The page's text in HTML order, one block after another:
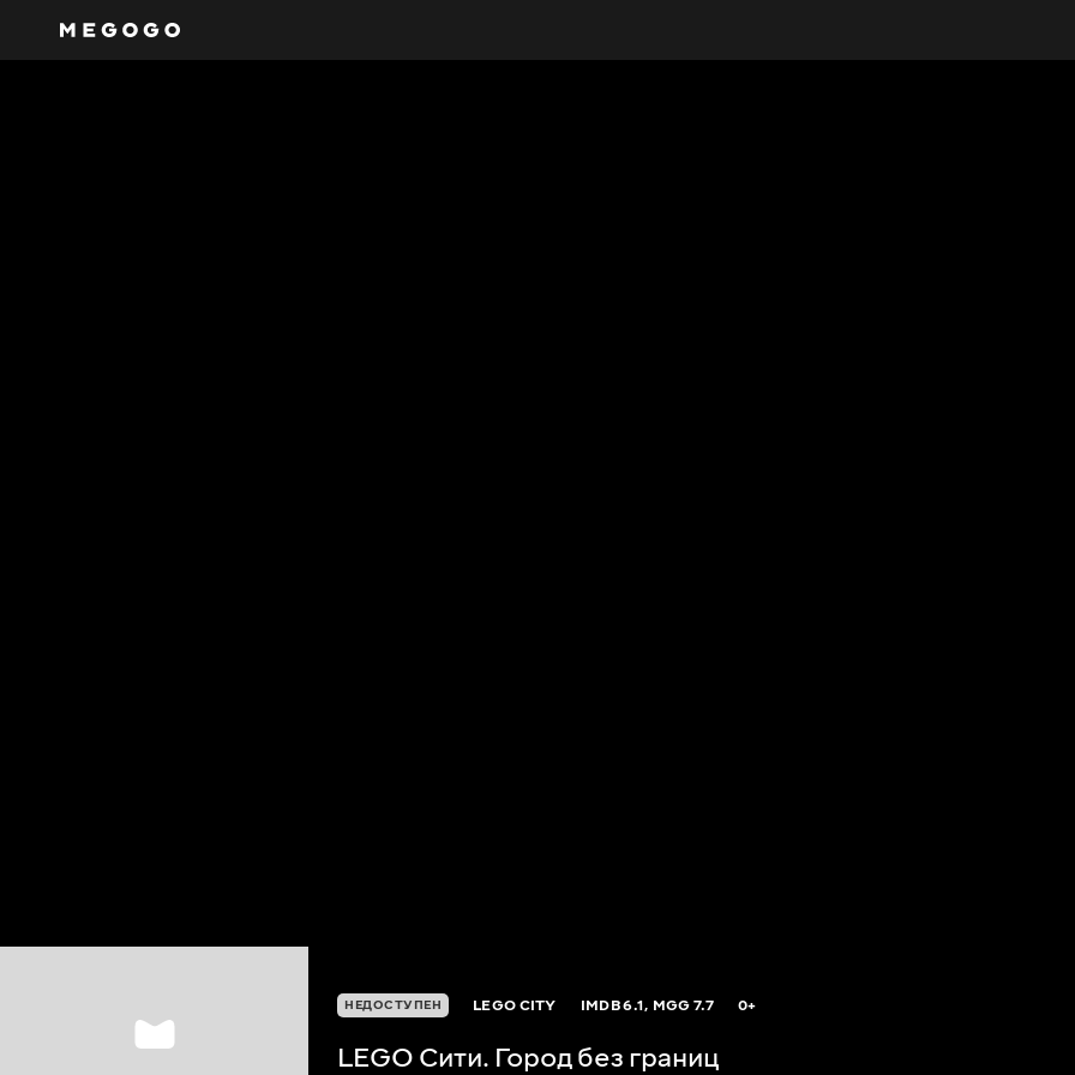
НЕДОСТУПЕН LEGO CITY IMDB6.1, MGG7.7 0+
LEGO Сити. Город без границ